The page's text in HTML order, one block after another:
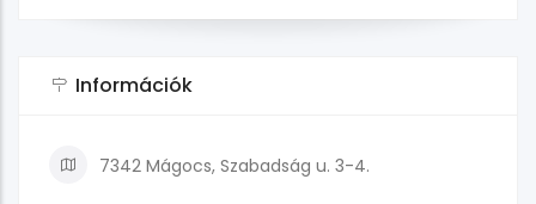
Információk
7342 Mágocs, Szabadság u. 3-4.